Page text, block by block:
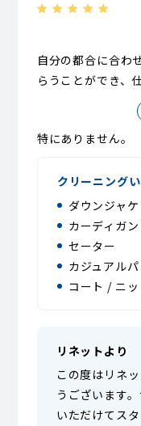
自分の都合に合わ
らうことができ、
特にありません。
クリーニング
ダウンジャ
カーディガン
セーター
カジュアル
コート / ニ
リネットより
この度はリネ
うございます
いただけてス